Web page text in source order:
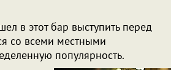
в этот бар выступить перед
со всеми местными
популярность.